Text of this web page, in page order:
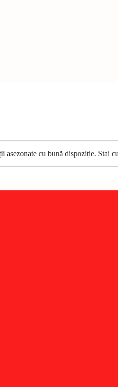
cu bună dispoziție. Stai